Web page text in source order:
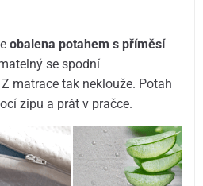
obalena potahem s příměsí
se spodní
matrace tak neklouže. Potah
zipu a prát v pračce.